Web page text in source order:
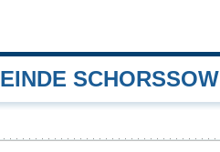
SCHORSSOW